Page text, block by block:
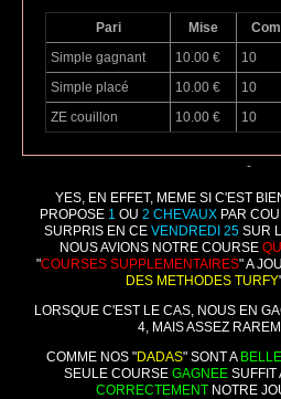
Pari Mise
Simple gagnant
10.00 € 10
Simple placé
10.00 € 10
ZE couillon
10.00 € 10
-
YES, EN EFFET, MEME SI C'EST
PROPOSE 1 OU 2 CHEVAUX PAR
SURPRIS EN CE VENDREDI 25 SUR
NOUS AVIONS NOTRE COURSE
"COURSES SUPPLEMENTAIRES" A
DES METHODES TURFY
LORSQUE C'EST LE CAS, NOUS EN
4, MAIS ASSEZ
COMME NOS "DADAS" SONT A
SEULE COURSE GAGNEE SUFFIT
CORRECTEMENT NOTRE